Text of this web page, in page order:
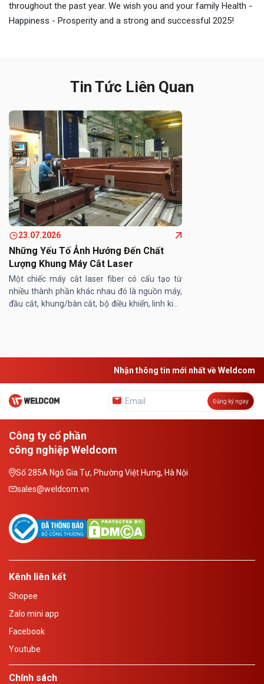
throughout the past year. We wish you and your family Health -
Happiness - Prosperity and a strong and successful 2025!
Tin Tức Liên Quan
23.07.2026
Những Yếu Tố Ảnh Hướng Đến Chất
Lượng Khung Máy Cắt Laser
Một chiếc máy cắt laser fiber có cấu tạo từ
nhiều thành phần khác nhau đó là nguồn máy,
đầu cắt, khung/bàn cắt, bộ điều khiển, linh kiện
Nhận thông tin mới nhất về Weldcom
Đăng ký ngay
Công ty cổ phần
công nghiệp Weldcom
Số 285A Ngô Gia Tự, Phường Việt Hưng, Hà Nội
sales@weldcom.vn
Kênh liên kết
Shopee
Zalo mini app
Facebook
Youtube
Chính sách